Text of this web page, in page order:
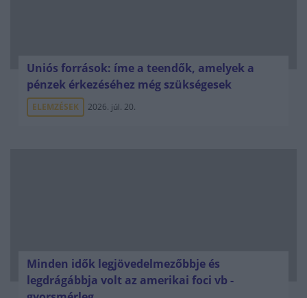
Uniós források: íme a teendők, amelyek a
pénzek érkezéséhez még szükségesek
ELEMZÉSEK 2026. júl. 20.
Minden idők legjövedelmezőbbje és
legdrágábbja volt az amerikai foci vb -